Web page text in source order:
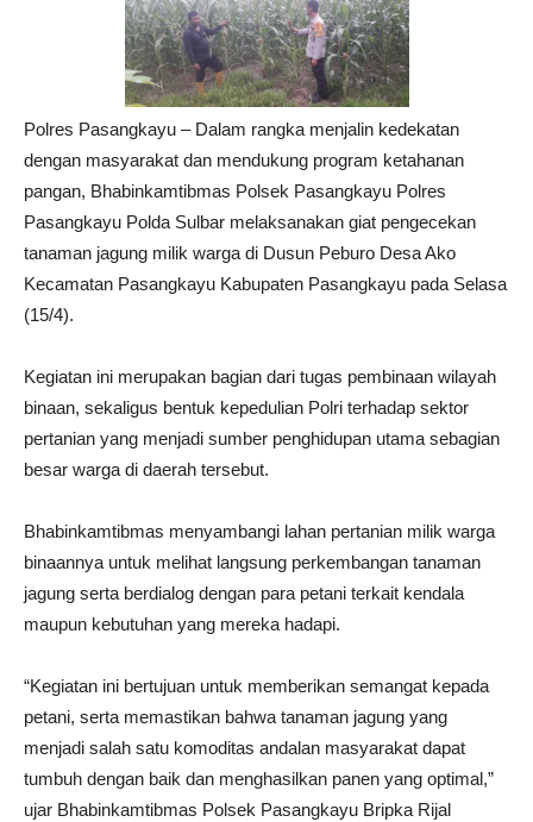
Polres Pasangkayu – Dalam rangka menjalin kedekatan
dengan masyarakat dan mendukung program ketahanan
pangan, Bhabinkamtibmas Polsek Pasangkayu Polres
Pasangkayu Polda Sulbar melaksanakan giat pengecekan
tanaman jagung milik warga di Dusun Peburo Desa Ako
Kecamatan Pasangkayu Kabupaten Pasangkayu pada Selasa
(15/4).
Kegiatan ini merupakan bagian dari tugas pembinaan wilayah
binaan, sekaligus bentuk kepedulian Polri terhadap sektor
pertanian yang menjadi sumber penghidupan utama sebagian
besar warga di daerah tersebut.
Bhabinkamtibmas menyambangi lahan pertanian milik warga
binaannya untuk melihat langsung perkembangan tanaman
jagung serta berdialog dengan para petani terkait kendala
maupun kebutuhan yang mereka hadapi.
“Kegiatan ini bertujuan untuk memberikan semangat kepada
petani, serta memastikan bahwa tanaman jagung yang
menjadi salah satu komoditas andalan masyarakat dapat
tumbuh dengan baik dan menghasilkan panen yang optimal,”
ujar Bhabinkamtibmas Polsek Pasangkayu Bripka Rijal